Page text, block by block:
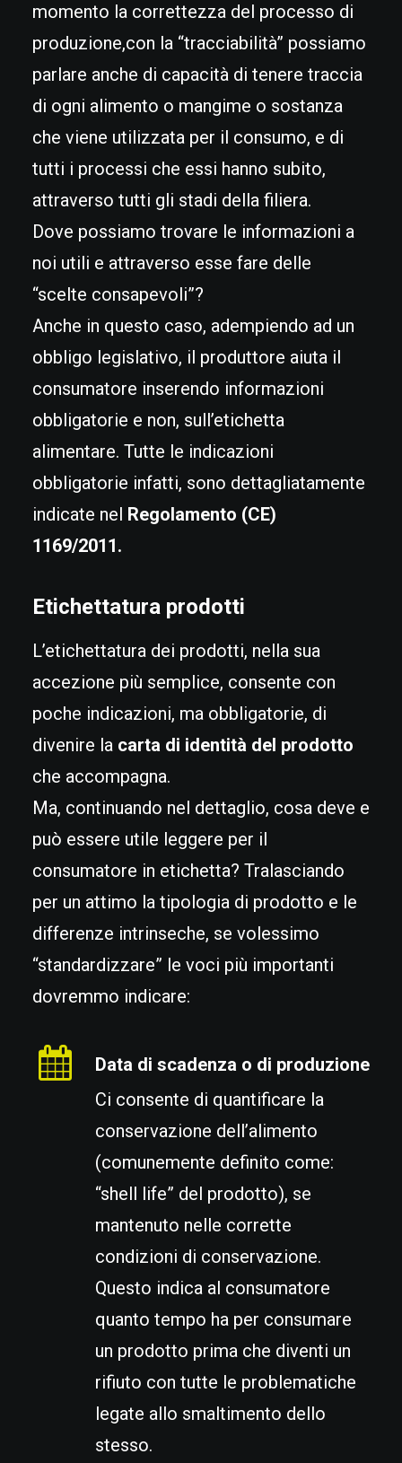
momento la correttezza del processo di
produzione,con la “tracciabilità” possiamo
parlare anche di capacità di tenere traccia
di ogni alimento o mangime o sostanza
che viene utilizzata per il consumo, e di
tutti i processi che essi hanno subito,
attraverso tutti gli stadi della filiera.
Dove possiamo trovare le informazioni a
noi utili e attraverso esse fare delle
“scelte consapevoli”?
Anche in questo caso, adempiendo ad un
obbligo legislativo, il produttore aiuta il
consumatore inserendo informazioni
obbligatorie e non, sull’etichetta
alimentare. Tutte le indicazioni
obbligatorie infatti, sono dettagliatamente
indicate nel Regolamento (CE)
1169/2011.
Etichettatura prodotti
L’etichettatura dei prodotti, nella sua
accezione più semplice, consente con
poche indicazioni, ma obbligatorie, di
divenire la carta di identità del prodotto
che accompagna.
Ma, continuando nel dettaglio, cosa deve e
può essere utile leggere per il
consumatore in etichetta? Tralasciando
per un attimo la tipologia di prodotto e le
differenze intrinseche, se volessimo
“standardizzare” le voci più importanti
dovremmo indicare:
Data di scadenza o di produzione
Ci consente di quantificare la
conservazione dell’alimento
(comunemente definito come:
“shell life” del prodotto), se
mantenuto nelle corrette
condizioni di conservazione.
Questo indica al consumatore
quanto tempo ha per consumare
un prodotto prima che diventi un
rifiuto con tutte le problematiche
legate allo smaltimento dello
stesso.